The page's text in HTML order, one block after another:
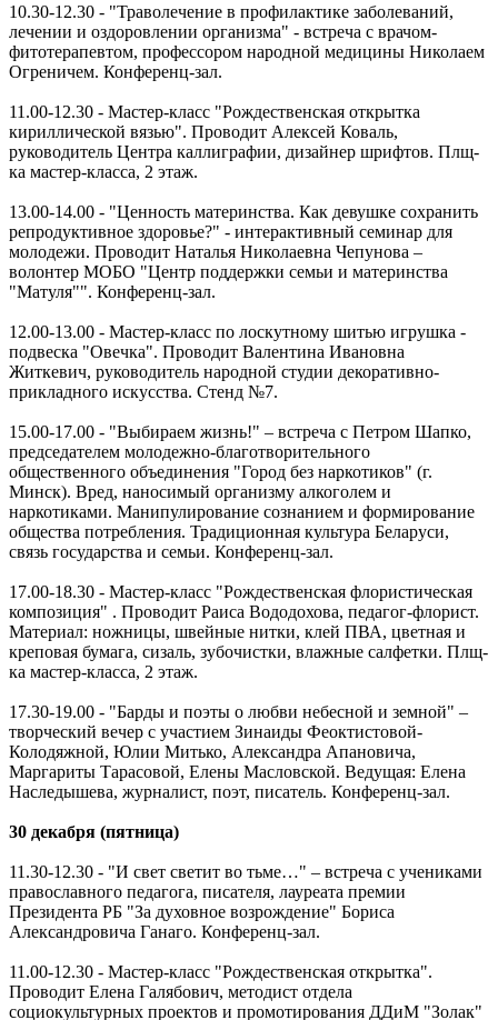
10.30-12.30 - "Траволечение в профилактике заболеваний,
лечении и оздоровлении организма" - встреча с врачом-
фитотерапевтом, профессором народной медицины Николаем
Огреничем. Конференц-зал.
11.00-12.30 - Мастер-класс "Рождественская открытка
кириллической вязью". Проводит Алексей Коваль,
руководитель Центра каллиграфии, дизайнер шрифтов. Плщ-
ка мастер-класса, 2 этаж.
13.00-14.00 - "Ценность материнства. Как девушке сохранить
репродуктивное здоровье?" - интерактивный семинар для
молодежи. Проводит Наталья Николаевна Чепунова –
волонтер МОБО "Центр поддержки семьи и материнства
"Матуля"". Конференц-зал.
12.00-13.00 - Мастер-класс по лоскутному шитью игрушка -
подвеска "Овечка". Проводит Валентина Ивановна
Житкевич, руководитель народной студии декоративно-
прикладного искусства. Стенд №7.
15.00-17.00 - "Выбираем жизнь!" – встреча с Петром Шапко,
председателем молодежно-благотворительного
общественного объединения "Город без наркотиков" (г.
Минск). Вред, наносимый организму алкоголем и
наркотиками. Манипулирование сознанием и формирование
общества потребления. Традиционная культура Беларуси,
связь государства и семьи. Конференц-зал.
17.00-18.30 - Мастер-класс "Рождественская флористическая
композиция" . Проводит Раиса Вододохова, педагог-флорист.
Материал: ножницы, швейные нитки, клей ПВА, цветная и
креповая бумага, сизаль, зубочистки, влажные салфетки. Плщ-
ка мастер-класса, 2 этаж.
17.30-19.00 - "Барды и поэты о любви небесной и земной" –
творческий вечер с участием Зинаиды Феоктистовой-
Колодяжной, Юлии Митько, Александра Апановича,
Маргариты Тарасовой, Елены Масловской. Ведущая: Елена
Наследышева, журналист, поэт, писатель. Конференц-зал.
30 декабря (пятница)
11.30-12.30 - "И свет светит во тьме…" – встреча с учениками
православного педагога, писателя, лауреата премии
Президента РБ "За духовное возрождение" Бориса
Александровича Ганаго. Конференц-зал.
11.00-12.30 - Мастер-класс "Рождественская открытка".
Проводит Елена Галябович, методист отдела
социокультурных проектов и промотирования ДДиМ "Золак"